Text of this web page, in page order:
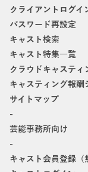
クライアントログイ
パスワード再設定
キャスト検索
キャスト特集一覧
クラウドキャスティ
キャスティング報酬
サイトマップ
-
芸能事務所向け
-
キャスト会員登録（